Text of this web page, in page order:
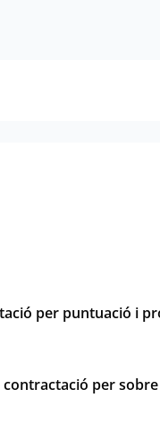
per puntuació i
per sobre